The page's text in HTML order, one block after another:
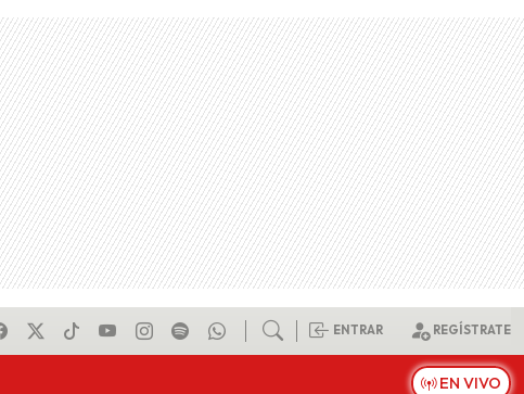
ENTRAR REGÍSTRATE
EN VIVO